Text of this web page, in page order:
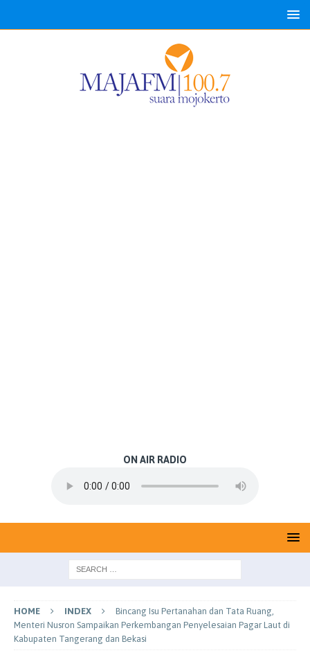
ON AIR RADIO
HOME INDEX
Bincang Isu Pertanahan dan Tata Ruang,
Menteri Nusron Sampaikan Perkembangan Penyelesaian Pagar Laut di
Kabupaten Tangerang dan Bekasi